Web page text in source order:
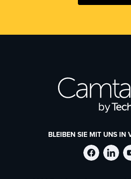
BLEIBEN SIE MIT UNS IN